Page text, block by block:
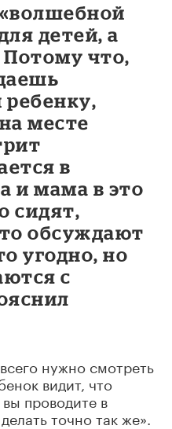
детей, а
Потому что,
ребенку,
месте
в
и мама в это
сидят,
обсуждают
угодно, но
с
нужно смотреть
видит, что
проводите в
точно так же».